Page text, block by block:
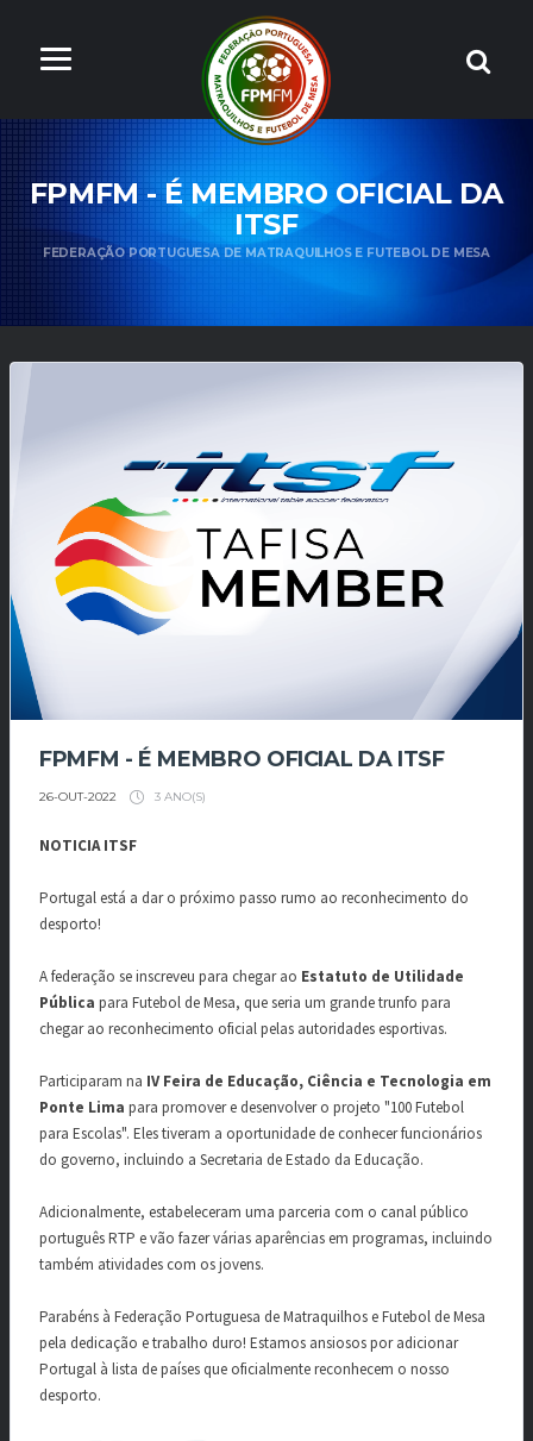
FPMFM - É MEMBRO OFICIAL DA
ITSF
FEDERAÇÃO PORTUGUESA DE MATRAQUILHOS E FUTEBOL DE MESA
FPMFM - É MEMBRO OFICIAL DA ITSF
26-OUT-2022 3 ANO(S)
NOTICIA ITSF
Portugal está a dar o próximo passo rumo ao reconhecimento do
desporto!
A federação se inscreveu para chegar ao Estatuto de Utilidade
Pública para Futebol de Mesa, que seria um grande trunfo para
chegar ao reconhecimento oficial pelas autoridades esportivas.
Participaram na IV Feira de Educação, Ciência e Tecnologia em
Ponte Lima para promover e desenvolver o projeto "100 Futebol
para Escolas". Eles tiveram a oportunidade de conhecer funcionários
do governo, incluindo a Secretaria de Estado da Educação.
Adicionalmente, estabeleceram uma parceria com o canal público
português RTP e vão fazer várias aparências em programas, incluindo
também atividades com os jovens.
Parabéns à Federação Portuguesa de Matraquilhos e Futebol de Mesa
pela dedicação e trabalho duro! Estamos ansiosos por adicionar
Portugal à lista de países que oficialmente reconhecem o nosso
desporto.